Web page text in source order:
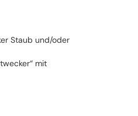
Staub und/oder
mit